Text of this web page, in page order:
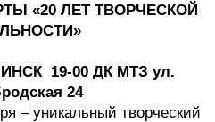
«20 ЛЕТ ТВОРЧЕСКОЙ
19-00 ДК МТЗ ул.
24
– уникальный творческий